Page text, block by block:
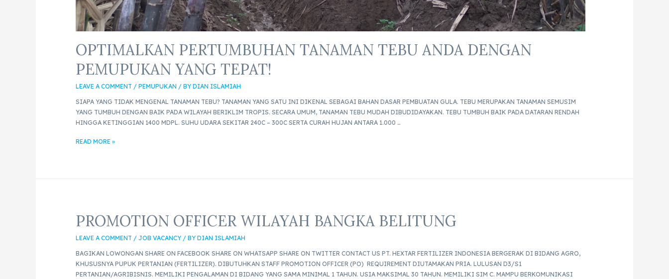
OPTIMALKAN PERTUMBUHAN TANAMAN TEBU ANDA DENGAN
PEMUPUKAN YANG TEPAT!
LEAVE A COMMENT /PEMUPUKAN / BYDIAN ISLAMIAH
SIAPA YANG TIDAK MENGENAL TANAMAN TEBU? TANAMAN YANG SATU INI DIKENAL SEBAGAI BAHAN DASAR PEMBUATAN GULA. TEBU MERUPAKAN TANAMAN SEMUSIM
YANG TUMBUH DENGAN BAIK PADA WILAYAH BERIKLIM TROPIS. SECARA UMUM, TANAMAN TEBU MUDAH DIBUDIDAYAKAN. TEBU TUMBUH BAIK PADA DATARAN RENDAH
HINGGA KETINGGIAN 1400 MDPL. SUHU UDARA SEKITAR 240C – 300C SERTA CURAH HUJAN ANTARA 1.000 …
READ MORE »
PROMOTION OFFICER WILAYAH BANGKA BELITUNG
LEAVE A COMMENT /JOB VACANCY / BYDIAN ISLAMIAH
BAGIKAN LOWONGAN SHARE ON FACEBOOK SHARE ON WHATSAPP SHARE ON TWITTER CONTACT US PT. HEXTAR FERTILIZER INDONESIA BERGERAK DI BIDANG AGRO,
KHUSUSNYA PUPUK PERTANIAN (FERTILIZER). DIBUTUHKAN STAFF PROMOTION OFFICER (PO) REQUIREMENT DIUTAMAKAN PRIA. LULUSAN D3/S1
PERTANIAN/AGRIBISNIS. MEMILIKI PENGALAMAN DI BIDANG YANG SAMA MINIMAL 1 TAHUN. USIA MAKSIMAL 30 TAHUN. MEMILIKI SIM C. MAMPU BERKOMUNIKASI